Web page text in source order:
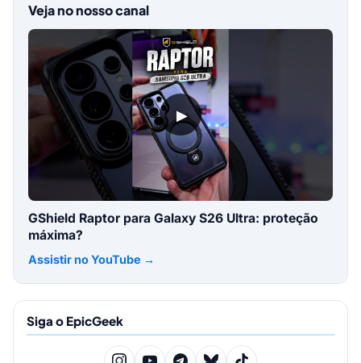
Veja no nosso canal
▶
GShield Raptor para Galaxy S26 Ultra: proteção
máxima?
Assistir no YouTube →
Siga o EpicGeek